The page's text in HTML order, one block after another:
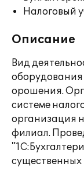
Налоговый
Описание
Вид
оборудования
орошения.
системе
организация
филиал.
существенных